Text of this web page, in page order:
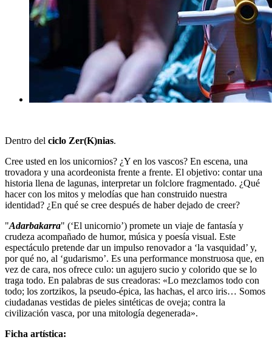
Dentro del ciclo Zer(K)nias.
Cree usted en los unicornios? ¿Y en los vascos? En escena, una
trovadora y una acordeonista frente a frente. El objetivo: contar una
historia llena de lagunas, interpretar un folclore fragmentado. ¿Qué
hacer con los mitos y melodías que han construido nuestra
identidad? ¿En qué se cree después de haber dejado de creer?
"Adarbakarra" (‘El unicornio’) promete un viaje de fantasía y
crudeza acompañado de humor, música y poesía visual. Este
espectáculo pretende dar un impulso renovador a ‘la vasquidad’ y,
por qué no, al ‘gudarismo’. Es una performance monstruosa que, en
vez de cara, nos ofrece culo: un agujero sucio y colorido que se lo
traga todo. En palabras de sus creadoras: «Lo mezclamos todo con
todo; los zortzikos, la pseudo-épica, las hachas, el arco iris… Somos
ciudadanas vestidas de pieles sintéticas de oveja; contra la
civilización vasca, por una mitología degenerada».
Ficha artística: